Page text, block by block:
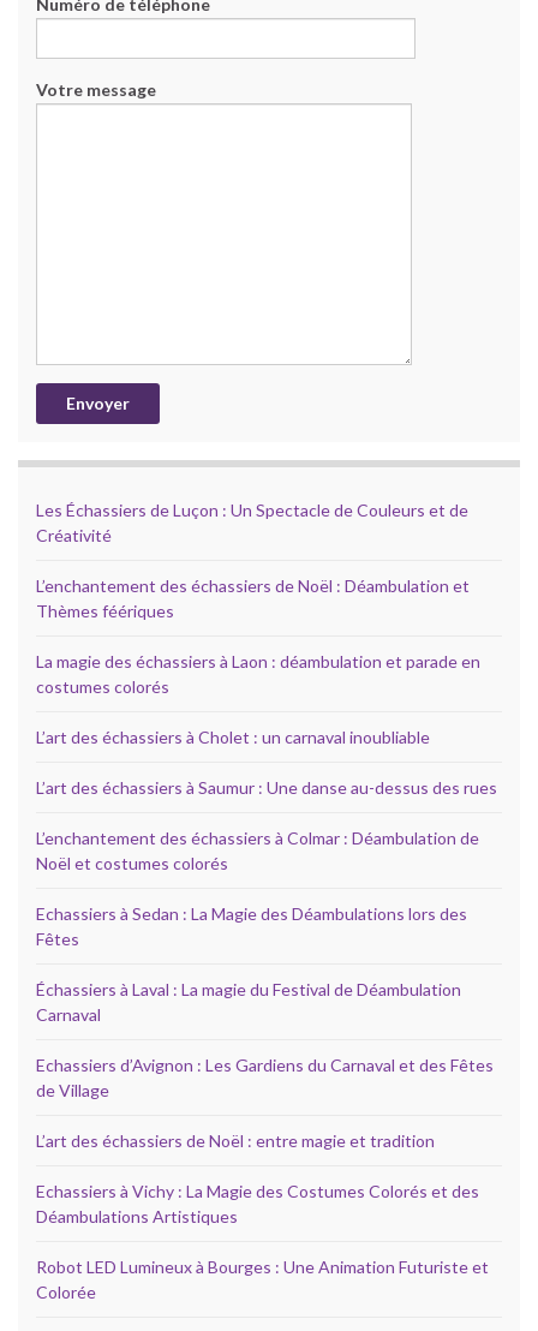
Numéro de téléphone
Votre message
Les Échassiers de Luçon : Un Spectacle de Couleurs et de
Créativité
L’enchantement des échassiers de Noël : Déambulation et
Thèmes féériques
La magie des échassiers à Laon : déambulation et parade en
costumes colorés
L’art des échassiers à Cholet : un carnaval inoubliable
L’art des échassiers à Saumur : Une danse au-dessus des rues
L’enchantement des échassiers à Colmar : Déambulation de
Noël et costumes colorés
Echassiers à Sedan : La Magie des Déambulations lors des
Fêtes
Échassiers à Laval : La magie du Festival de Déambulation
Carnaval
Echassiers d’Avignon : Les Gardiens du Carnaval et des Fêtes
de Village
L’art des échassiers de Noël : entre magie et tradition
Echassiers à Vichy : La Magie des Costumes Colorés et des
Déambulations Artistiques
Robot LED Lumineux à Bourges : Une Animation Futuriste et
Colorée